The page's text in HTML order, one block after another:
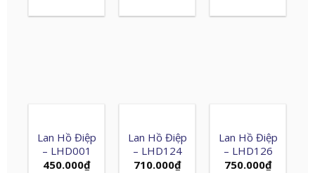
Lan Hồ Điệp
– LHD001
450.000₫
Lan Hồ Điệp
– LHD124
710.000₫
Lan Hồ Điệp
– LHD126
750.000₫